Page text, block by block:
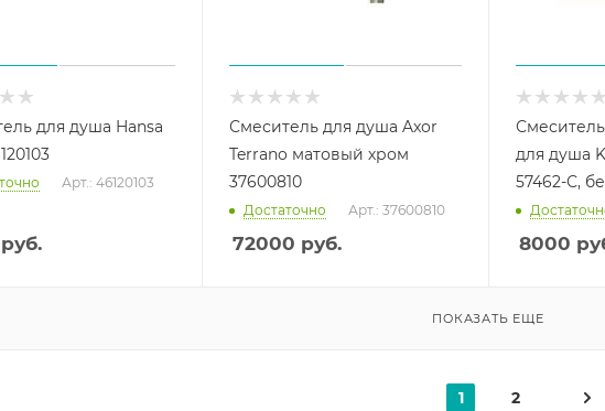
для душа Hansa
Арт.: 46120103
руб.
Смеситель для душа Axor
Terrano матовый хром
37600810
Достаточно Арт.: 37600810
72000 руб.
для душа
57462-С,
8000
ПОКАЗАТЬ ЕЩЕ
1 2